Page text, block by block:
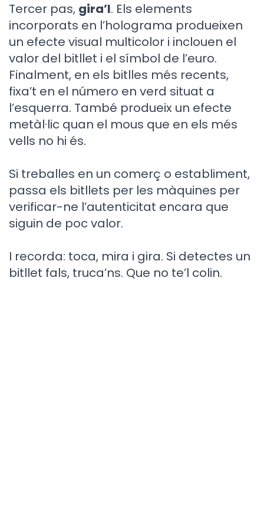
Tercer pas, gira’l. Els elements
incorporats en l’holograma produeixen
un efecte visual multicolor i inclouen el
valor del bitllet i el símbol de l’euro.
Finalment, en els bitlles més recents,
fixa’t en el número en verd situat a
l’esquerra. També produeix un efecte
metàl·lic quan el mous que en els més
vells no hi és.
Si treballes en un comerç o establiment,
passa els bitllets per les màquines per
verificar-ne l’autenticitat encara que
siguin de poc valor.
I recorda: toca, mira i gira. Si detectes un
bitllet fals, truca’ns. Que no te’l colin.